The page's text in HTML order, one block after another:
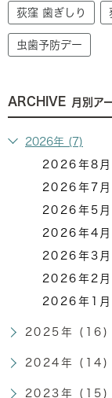
荻窪 歯ぎしり
虫歯予防デー
ARCHIVE 月別ア
2026年 (7)
2026年8
2026年7
2026年5
2026年4
2026年3
2026年2
2026年1
2025年 (16)
2024年 (14)
2023年 (15)